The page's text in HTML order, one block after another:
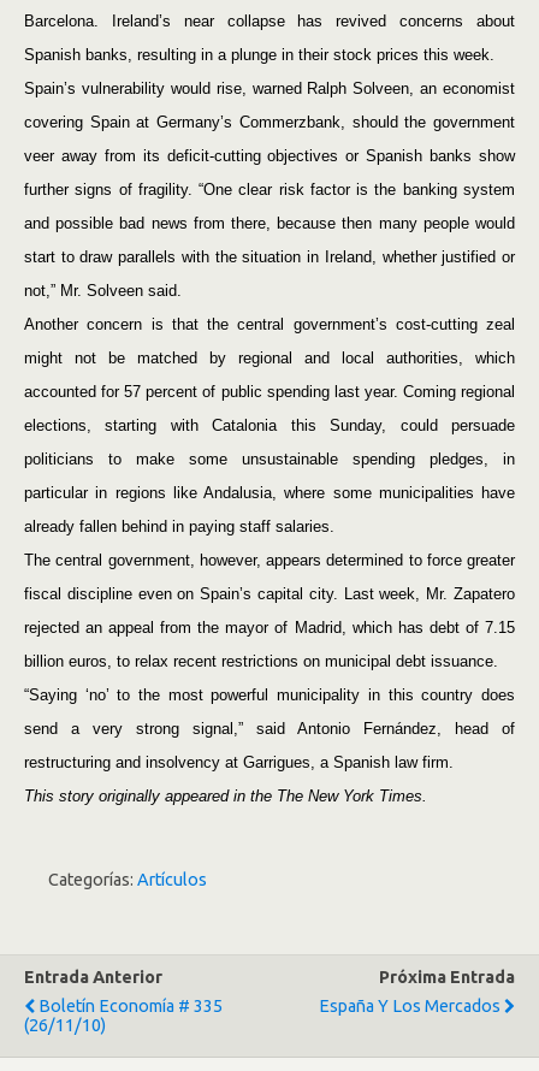
Barcelona. Ireland’s near collapse has revived concerns about
Spanish banks, resulting in a plunge in their stock prices this week.
Spain’s vulnerability would rise, warned Ralph Solveen, an economist
covering Spain at Germany’s Commerzbank, should the government
veer away from its deficit-cutting objectives or Spanish banks show
further signs of fragility. “One clear risk factor is the banking system
and possible bad news from there, because then many people would
start to draw parallels with the situation in Ireland, whether justified or
not,” Mr. Solveen said.
Another concern is that the central government’s cost-cutting zeal
might not be matched by regional and local authorities, which
accounted for 57 percent of public spending last year. Coming regional
elections, starting with Catalonia this Sunday, could persuade
politicians to make some unsustainable spending pledges, in
particular in regions like Andalusia, where some municipalities have
already fallen behind in paying staff salaries.
The central government, however, appears determined to force greater
fiscal discipline even on Spain’s capital city. Last week, Mr. Zapatero
rejected an appeal from the mayor of Madrid, which has debt of 7.15
billion euros, to relax recent restrictions on municipal debt issuance.
“Saying ‘no’ to the most powerful municipality in this country does
send a very strong signal,” said Antonio Fernández, head of
restructuring and insolvency at Garrigues, a Spanish law firm.
This story originally appeared in the The New York Times.
Categorías: Artículos
Entrada Anterior
Boletín Economía # 335
(26/11/10)
Próxima Entrada
España Y Los Mercados